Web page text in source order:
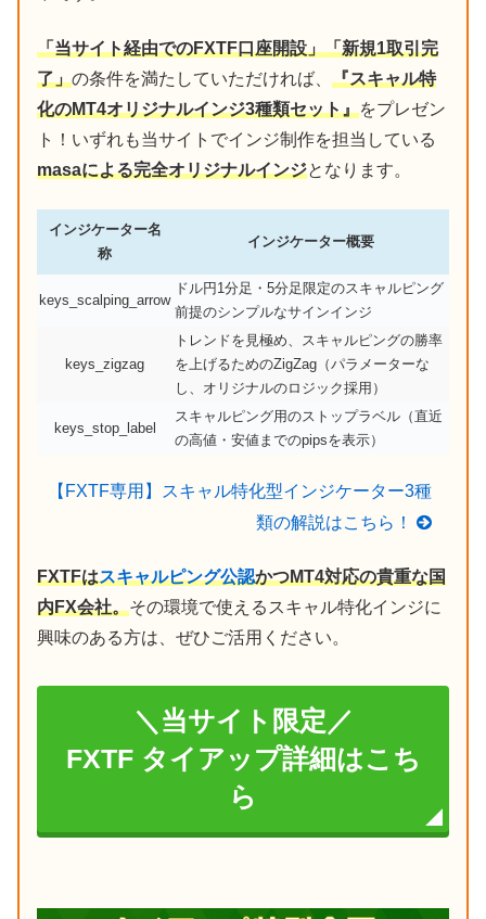
「当サイト経由でのFXTF口座開設」「新規1取引完
了」の条件を満たしていただければ、 『スキャル特
化のMT4オリジナルインジ3種類セット』をプレゼン
ト！いずれも当サイトでインジ制作を担当している
masaによる完全オリジナルインジとなります。
インジケーター名
称
インジケーター概要
keys_scalping_arrow
ドル円1分足・5分足限定のスキャルピング
前提のシンプルなサインインジ
keys_zigzag
トレンドを見極め、スキャルピングの勝率
を上げるためのZigZag（パラメーターな
し、オリジナルのロジック採用）
keys_stop_label
スキャルピング用のストップラベル（直近
の高値・安値までのpipsを表示）
【FXTF専用】スキャル特化型インジケーター3種
類の解説はこちら！
FXTFはスキャルピング公認かつMT4対応の貴重な国
内FX会社。その環境で使えるスキャル特化インジに
興味のある方は、ぜひご活用ください。
＼当サイト限定／
FXTF タイアップ詳細はこち
ら